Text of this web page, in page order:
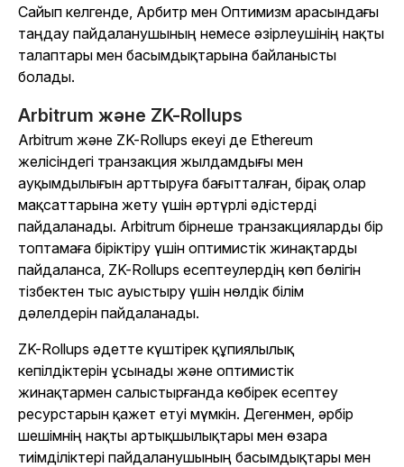
Сайып келгенде, Арбитр мен Оптимизм арасындағы
таңдау пайдаланушының немесе әзірлеушінің нақты
талаптары мен басымдықтарына байланысты
болады.
Arbitrum және ZK-Rollups
Arbitrum және ZK-Rollups екеуі де Ethereum
желісіндегі транзакция жылдамдығы мен
ауқымдылығын арттыруға бағытталған, бірақ олар
мақсаттарына жету үшін әртүрлі әдістерді
пайдаланады. Arbitrum бірнеше транзакцияларды бір
топтамаға біріктіру үшін оптимистік жинақтарды
пайдаланса, ZK-Rollups есептеулердің көп бөлігін
тізбектен тыс ауыстыру үшін нөлдік білім
дәлелдерін пайдаланады.
ZK-Rollups әдетте күштірек құпиялылық
кепілдіктерін ұсынады және оптимистік
жинақтармен салыстырғанда көбірек есептеу
ресурстарын қажет етуі мүмкін. Дегенмен, әрбір
шешімнің нақты артықшылықтары мен өзара
тиімділіктері пайдаланушының басымдықтары мен